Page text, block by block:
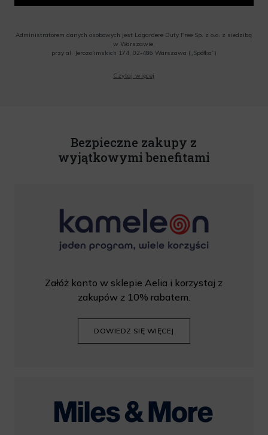
Administratorem danych osobowych jest Lagardere Duty Free Sp. z o.o. z siedzibą
w Warszawie,
przy al. Jerozolimskich 174, 02-486 Warszawa („Spółka”)
o.o. informacji handlowych, w tym newslettera, informacji o promocjach i
Czytaj więcej
Bezpieczne zakupy z
wyjątkowymi benefitami
Załóż konto w sklepie Aelia i korzystaj z
zakupów z 10% rabatem.
DOWIEDZ SIĘ WIĘCEJ